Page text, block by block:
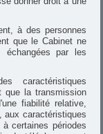
à des personnes
que le Cabinet ne
échangées par les
caractéristiques
que la transmission
fiabilité relative,
aux caractéristiques
certaines périodes